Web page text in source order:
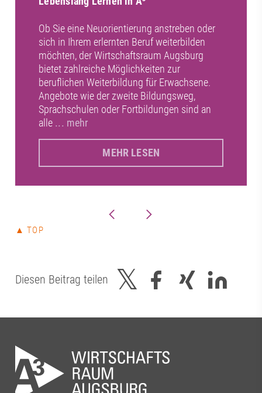
Ob Sie eine Neuorientierung anstreben oder
sich in Ihrem erlernten Beruf weiterbilden
möchten, der Wirtschaftsraum Augsburg
bietet zahlreiche Möglichkeiten zur
beruflichen Weiterbildung für Erwachsene.
Angebote wie der zweite Bildungsweg,
Sprachschulen oder Fortbildungen sind an
alle ... mehr
MEHR LESEN
▲ TOP
Diesen Beitrag teilen